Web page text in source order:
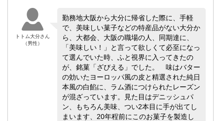
トトム大分さん
（男性）
勤務地大阪から大分に帰省した際に、手軽
で、美味しい菓子などの特産品がない大分か
ら、大都会、大阪の職場の人、同期達に、
「美味しい！」と言って欲しくて必至になっ
て選んでいた時、ふと視界に入ってきたの
が、銘菓「ざびえる」でした。 味はバター
の効いたヨーロッパ風の皮と精選された純日
本風の白餡に、ラム酒につけられたレーズン
が混ざっています。見た目はデニッシュパ
ン、もちろん美味、つい2本目に手が出てし
まいます、20年程前にこのお菓子を製造し